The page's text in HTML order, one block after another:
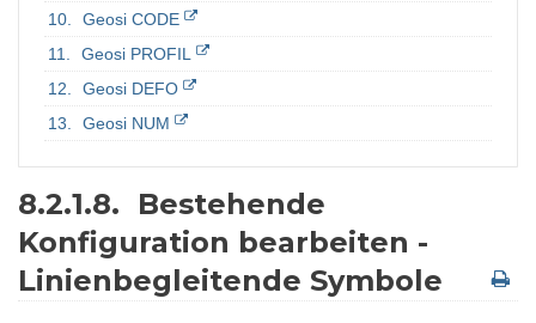
Geosi CODE
Geosi PROFIL
Geosi DEFO
Geosi NUM
8.2.1.8.
Bestehende
Konfiguration bearbeiten -
Linienbegleitende Symbole